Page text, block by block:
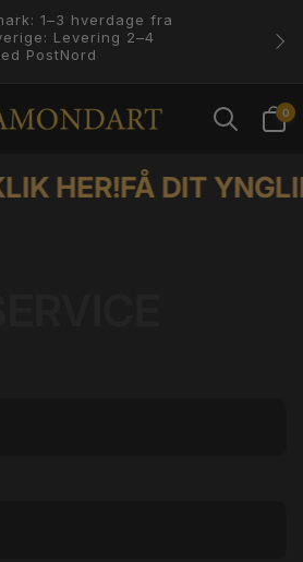
På Trustpilot.
0
varer
HER!FÅ DIT